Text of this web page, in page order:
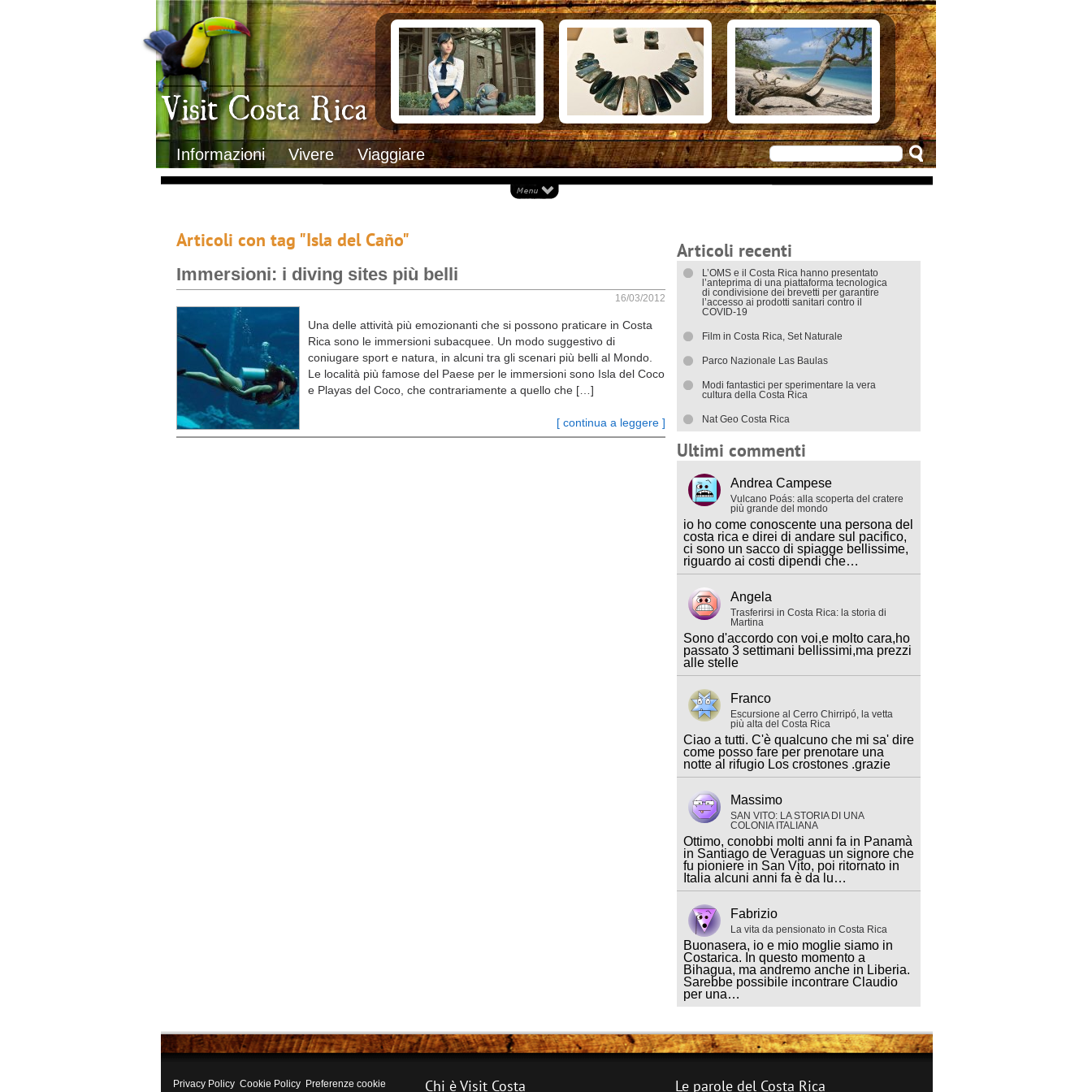
Visit Costa Rica
Informazioni Vivere Viaggiare
Clima
Geografia
Informazioni Geografiche
Letteratura e cultura
Gastronomia
Lo sapevi che
Musica
Natura
Storia
Trasporti Interni
Documenti necessari per trasferirsi
Italiani in Costa Rica
L’ambasciata italiana
Opportunità lavorative
Alloggiare in Costarica
Arrivare in Costarica
Cosa vedere
Attrazioni principali
Ecoturismo
Eventi e appuntamenti
Isole
Parchi Nazionali
Spiagge
Documenti di viaggio
I trasporti interni
Articoli con tag "Isla del Caño"
Immersioni: i diving sites più belli
16/03/2012
[ continua a leggere ]
Una delle attività più emozionanti che si possono praticare in Costa
Rica sono le immersioni subacquee. Un modo suggestivo di
coniugare sport e natura, in alcuni tra gli scenari più belli al Mondo.
Le località più famose del Paese per le immersioni sono Isla del Coco
e Playas del Coco, che contrariamente a quello che […]
Articoli recenti
L’OMS e il Costa Rica hanno presentato
l’anteprima di una piattaforma tecnologica
di condivisione dei brevetti per garantire
l’accesso ai prodotti sanitari contro il
COVID-19
Film in Costa Rica, Set Naturale
Parco Nazionale Las Baulas
Modi fantastici per sperimentare la vera
cultura della Costa Rica
Nat Geo Costa Rica
Ultimi commenti
Andrea Campese
Vulcano Poás: alla scoperta del cratere
più grande del mondo
io ho come conoscente una persona del
costa rica e direi di andare sul pacifico,
ci sono un sacco di spiagge bellissime,
riguardo ai costi dipendi che…
Angela
Trasferirsi in Costa Rica: la storia di
Martina
Sono d'accordo con voi,e molto cara,ho
passato 3 settimani bellissimi,ma prezzi
alle stelle
Franco
Escursione al Cerro Chirripó, la vetta
più alta del Costa Rica
Ciao a tutti. C'è qualcuno che mi sa' dire
come posso fare per prenotare una
notte al rifugio Los crostones .grazie
Massimo
SAN VITO: LA STORIA DI UNA
COLONIA ITALIANA
Ottimo, conobbi molti anni fa in Panamà
in Santiago de Veraguas un signore che
fu pioniere in San Vito, poi ritornato in
Italia alcuni anni fa è da lu…
Fabrizio
La vita da pensionato in Costa Rica
Buonasera, io e mio moglie siamo in
Costarica. In questo momento a
Bihagua, ma andremo anche in Liberia.
Sarebbe possibile incontrare Claudio
per una…
Privacy Policy Cookie Policy Preferenze cookie Chi è Visit Costa Le parole del Costa Rica